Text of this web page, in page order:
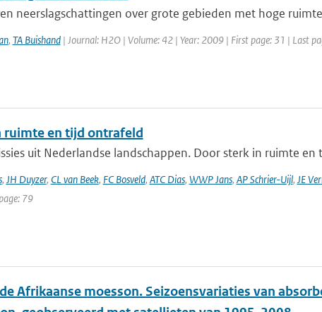
neerslagschattingen over grote gebieden met hoge
, TA Buishand| Journal: H2O | Volume: 42 | Year: 2009 | First page: 31 | Last
ruimte en tijd ontrafeld
uit Nederlandse landschappen. Door sterk in ruimte en
, JH Duyzer, CL van Beek, FC Bosveld, ATC Dias, WWP Jans, AP Schrier-Uijl, JE
79
Afrikaanse moesson. Seizoensvariaties van